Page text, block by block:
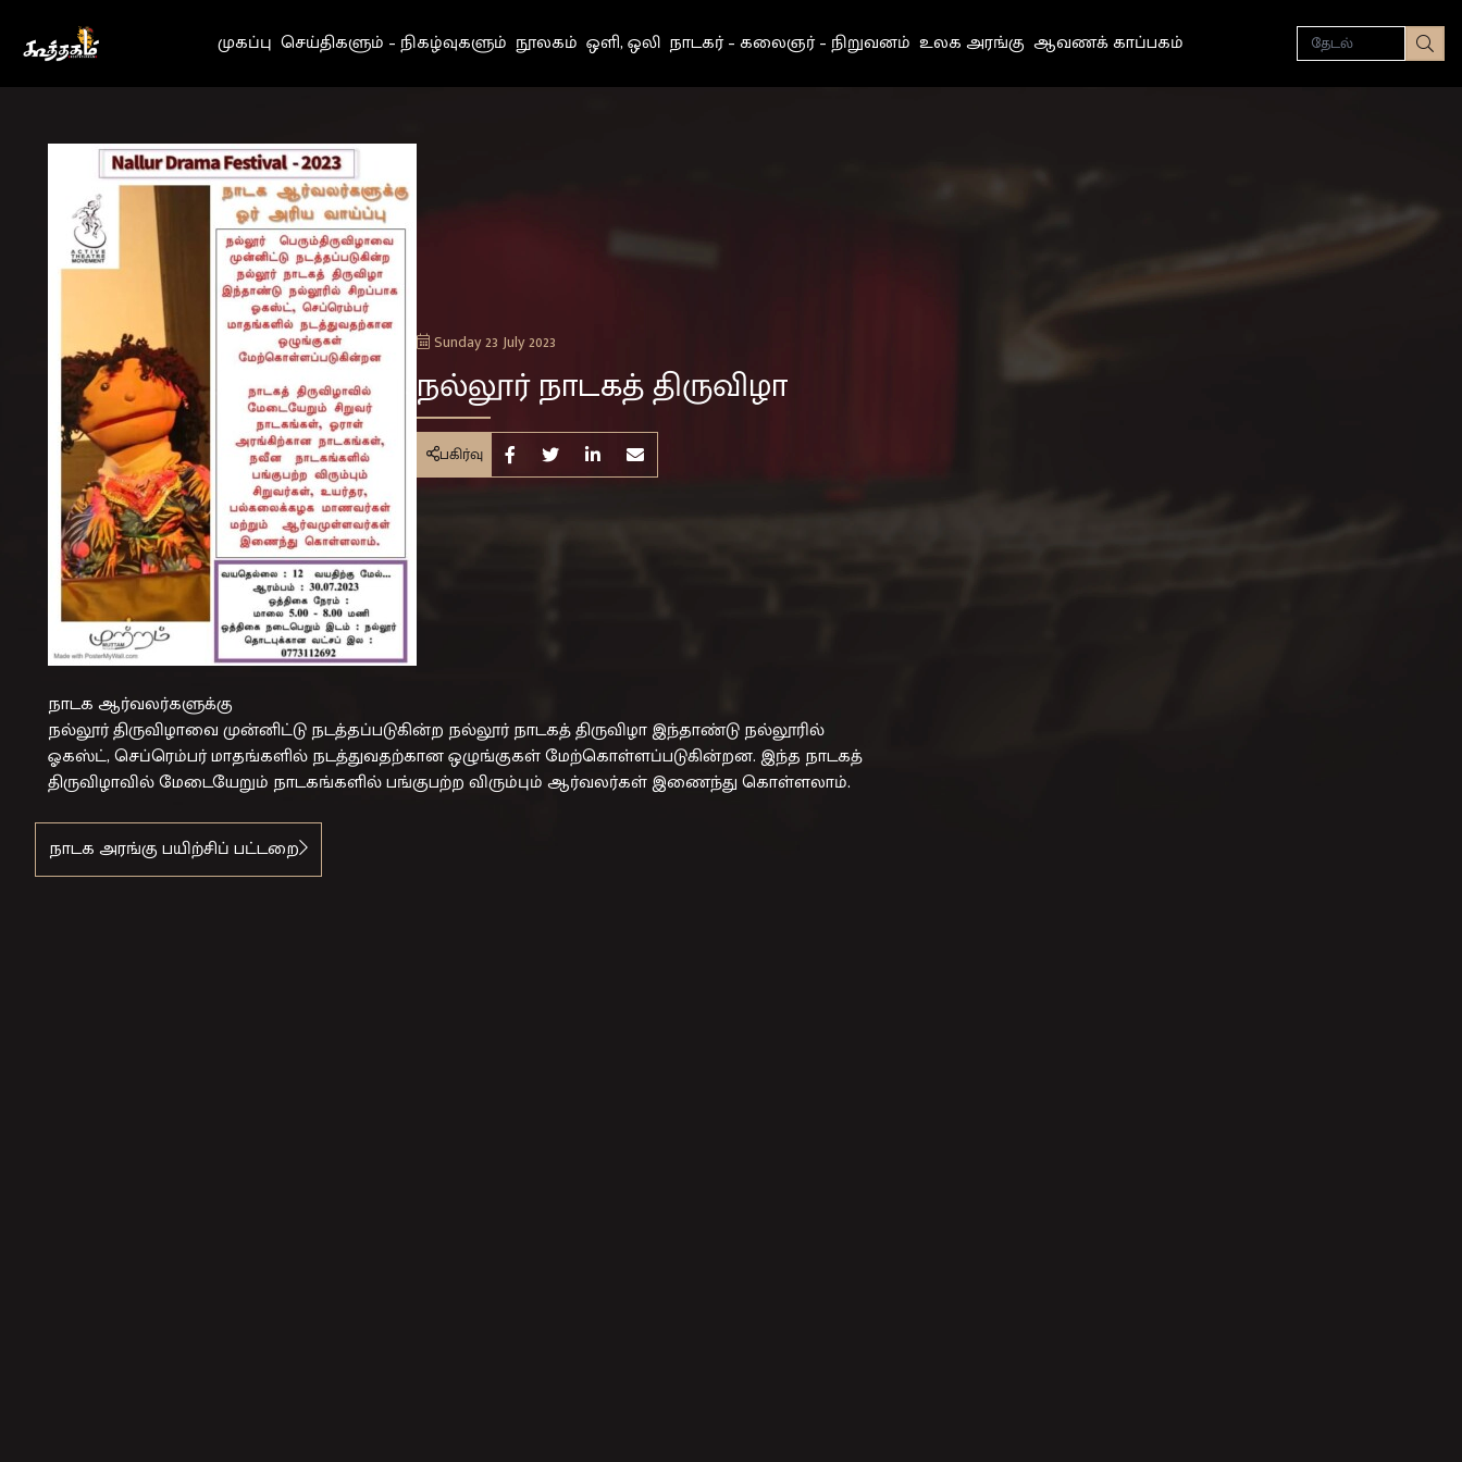
Go to Home page
முகப்பு செய்திகளும் – நிகழ்வுகளும் நூலகம் ஒளி, ஒலி நாடகர் – கலைஞர் – நிறுவனம் உலக அரங்கு ஆவணக் காப்பகம் தேடல்
Sunday 23 July 2023
நல்லூர் நாடகத் திருவிழா
பகிர்வு Share on Facebook
Share on Twitter
Share on Linkedin
Share by e-mail
நாடக ஆர்வலர்களுக்கு
நல்லூர் திருவிழாவை முன்னிட்டு நடத்தப்படுகின்ற நல்லூர் நாடகத் திருவிழா இந்தாண்டு நல்லூரில்
ஓகஸ்ட், செப்ரெம்பர் மாதங்களில் நடத்துவதற்கான ஒழுங்குகள் மேற்கொள்ளப்படுகின்றன. இந்த நாடகத்
திருவிழாவில் மேடையேறும் நாடகங்களில் பங்குபற்ற விரும்பும் ஆர்வலர்கள் இணைந்து கொள்ளலாம்.
நாடக அரங்கு பயிற்சிப் பட்டறை